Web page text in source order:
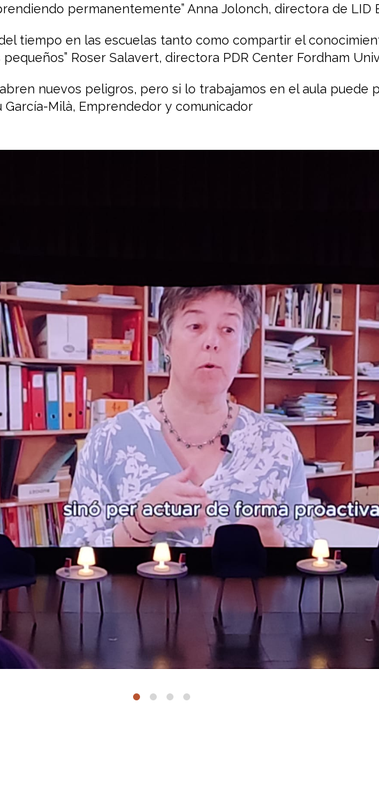
permanentemente” Anna Jolonch, directora de LID
tiempo en las escuelas tanto como compartir el
Roser Salavert, directora PDR Center Fordham
nuevos peligros, pero si lo trabajamos en el aula puede
García-Milà, Emprendedor y comunicador